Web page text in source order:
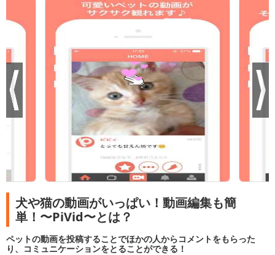
犬や猫の動画がいっぱい！動画編集も簡
単！〜PiVid〜とは？
ペットの動画を投稿することでほかの人からコメントをもらった
り、コミュニケーションをとることができる！